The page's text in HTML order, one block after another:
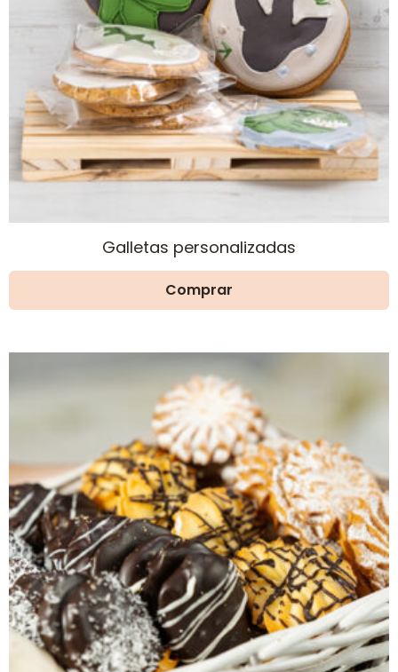
Galletas personalizadas
Comprar
Las
opciones
se
pueden
elegir
en
la
página
de
producto